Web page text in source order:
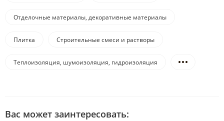
Отделочные материалы, декоративные материалы
Плитка Строительные смеси и растворы
Теплоизоляция, шумоизоляция, гидроизоляция
Вас может заинтересовать: